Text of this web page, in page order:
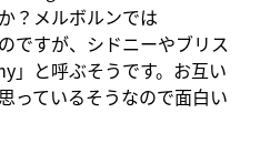
？メルボルンでは
ですが、シドニーやブリス
」と呼ぶそうです。お互い
っているそうなので面白い